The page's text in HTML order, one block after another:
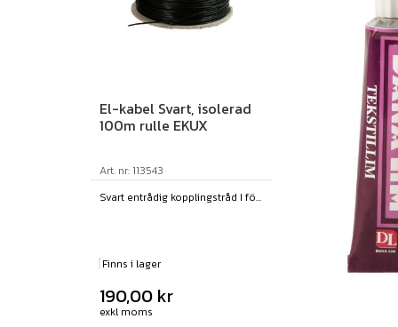
El-kabel Svart, isolerad
100m rulle EKUX
Art. nr: 113543
Svart entrådig kopplingstråd I fö...
Finns i lager
190,00 kr
exkl moms